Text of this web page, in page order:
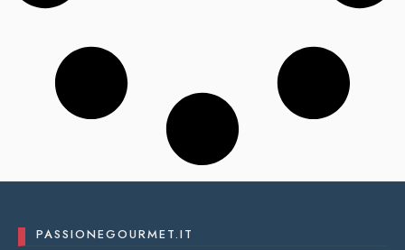
PASSIONEGOURMET.IT